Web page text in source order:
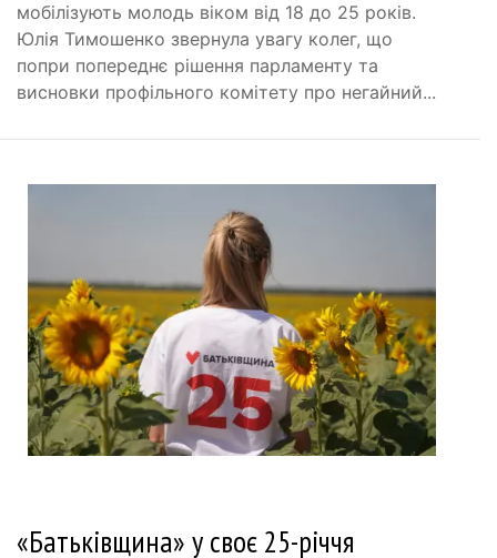
мобілізують молодь віком від 18 до 25 років.
Юлія Тимошенко звернула увагу колег, що
попри попереднє рішення парламенту та
висновки профільного комітету про негайний...
«Батьківщина» у своє 25-річчя